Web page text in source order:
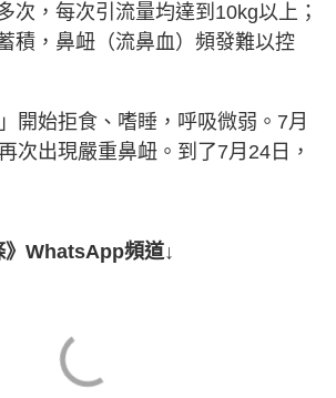
次，每次引流量均達到10kg以上；
積，鼻衄（流鼻血）頻發難以控
開始拒食、嗜睡，呼吸微弱。7月
次出現嚴重鼻衄。到了7月24日，
》WhatsApp頻道↓